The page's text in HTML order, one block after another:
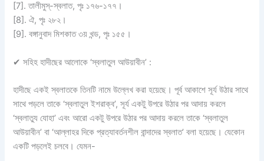
[7]. তালীমুস্-স্বলাত, পৃঃ ১৭৬-১৭৭।
[8]. ঐ, পৃঃ ২৮২।
[9]. বঙ্গানুবাদ মিশকাত ৩য় খন্ড, পৃঃ ১৫৫।
✔ সহিহ হাদীছের আলোকে ‘স্বলাতুল আউয়াবীন’ :
হাদীছে একই স্বলাতকে তিনটি নামে উল্লেখ করা হয়েছে। পূর্ব আকাশে সূর্য উঠার সাথে
সাথে পড়লে তাকে ‘স্বলাতুল ইশরাক্ব’, সূর্য একটু উপরে উঠার পর আদায় করলে
‘স্বলাতুয যোহা’ এবং আরো একটু উপরে উঠার পর আদায় করলে তাকে ‘স্বলাতুল
আউয়াবীন’ বা ‘আল্লাহর দিকে প্রত্যাবর্তনশীল বান্দাদের স্বলাত’ বলা হয়েছে। যেকোন
একটি পড়লেই চলবে। যেমন-